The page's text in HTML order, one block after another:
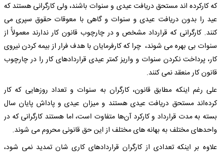
که کارکرده اند مستحق دریافت عیدی و سنوات باشند، ولی کارگرانی هستند که
عید را بدون دریافت عیدی و سنوات و گاهی با معوقات حقوق سپری می
کنند. کارگرانی که قرارداد مشخص و در چارچوب قانون کار ندارند معمولاًً از
سنوات بی بهره می شوند، چرا که کارفرمایان با هدف فرار از بیمه کردن نیروی
کار، پرداخت نکردن سنوات و واریز کمتر عیدی قراردادهای کار را در چارچوب
قانون کار منعقد نمی کنند.
علی رغم اینکه مطابق قانون، کارگران به سنوات و تعداد روزهایی که کار
کرده‌اند مستحق دریافت عیدی هستند و میزان عیدی و پاداش پایان سال
بسته به مدت قرارداد و کارکرد آن‌ها متفاوت است، اما هستند کارگرانی که در
واحدهای مختلف به بهانه های مختلف از این حق قانونی محروم می شوند.
علاوه بر اینکه تعدادی از کارگران قراردادهای کاری شان تمدید نمی شود،